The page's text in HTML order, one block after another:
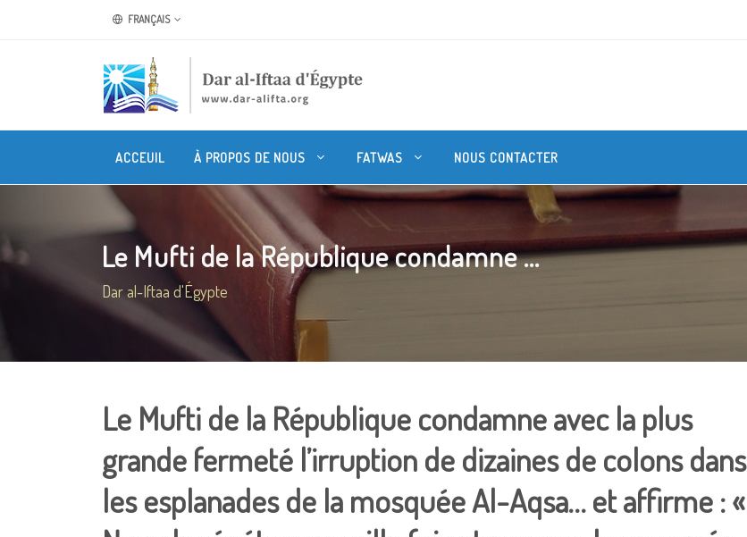
FRANÇAIS
ACCEUIL À PROPOS DE NOUS FATWAS NOUS CONTACTER
Le Mufti de la République condamne ...
Dar al-Iftaa d'Égypte
Le Mufti de la République condamne avec la plus
grande fermeté l’irruption de dizaines de colons dans
les esplanades de la mosquée Al-Aqsa… et affirme : «